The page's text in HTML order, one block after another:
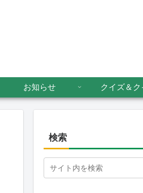
お知らせ クイズ＆ク
検索